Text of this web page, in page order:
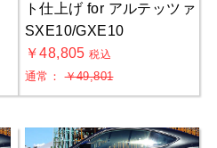
ト仕上げ for アルテッツァ
SXE10/GXE10
￥48,805税込
通常：￥49,801